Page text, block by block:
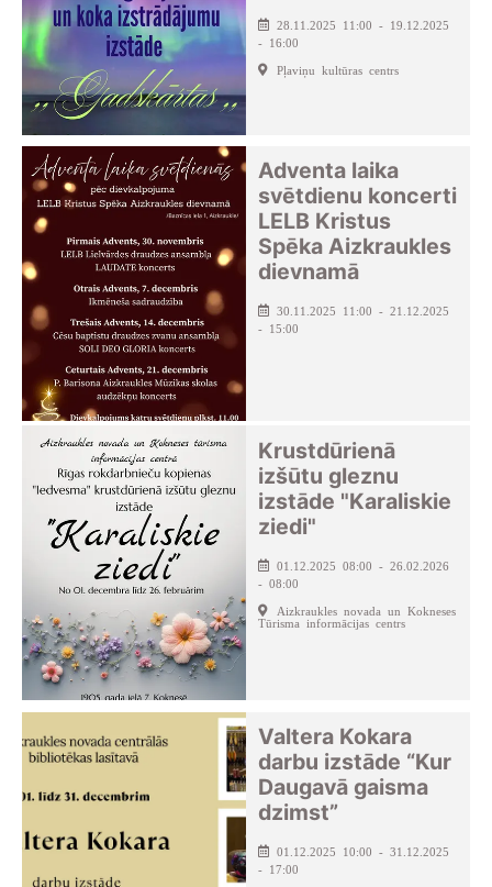
28.11.2025 11:00 - 19.12.2025
- 16:00
Pļaviņu kultūras centrs
Adventa laika
svētdienu koncerti
LELB Kristus
Spēka Aizkraukles
dievnamā
30.11.2025 11:00 - 21.12.2025
- 15:00
Krustdūrienā
izšūtu gleznu
izstāde "Karaliskie
ziedi"
01.12.2025 08:00 - 26.02.2026
- 08:00
Aizkraukles novada un Kokneses
Tūrisma informācijas centrs
Valtera Kokara
darbu izstāde “Kur
Daugavā gaisma
dzimst”
01.12.2025 10:00 - 31.12.2025
- 17:00